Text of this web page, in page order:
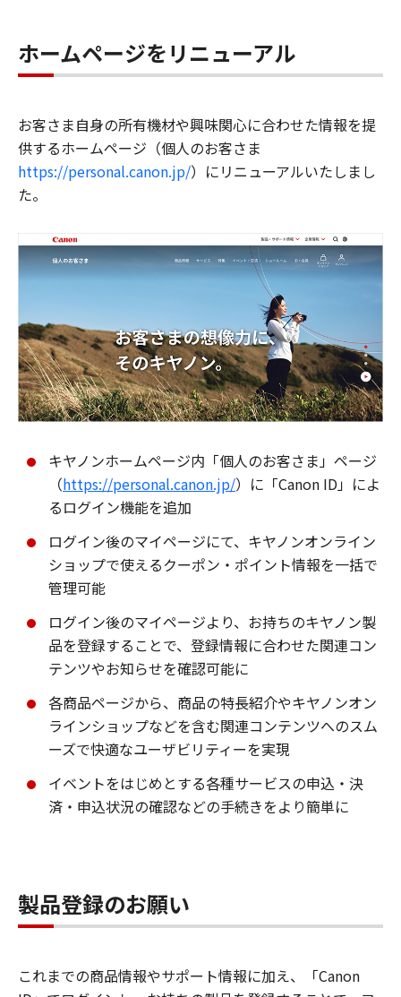
ホームページをリニューアル
お客さま自身の所有機材や興味関心に合わせた情報を提
供するホームページ（個人のお客さま
https://personal.canon.jp/）にリニューアルいたしまし
た。
キヤノンホームページ内「個人のお客さま」ページ
（https://personal.canon.jp/）に「Canon ID」によ
るログイン機能を追加
ログイン後のマイページにて、キヤノンオンライン
ショップで使えるクーポン・ポイント情報を一括で
管理可能
ログイン後のマイページより、お持ちのキヤノン製
品を登録することで、登録情報に合わせた関連コン
テンツやお知らせを確認可能に
各商品ページから、商品の特長紹介やキヤノンオン
ラインショップなどを含む関連コンテンツへのスム
ーズで快適なユーザビリティーを実現
イベントをはじめとする各種サービスの申込・決
済・申込状況の確認などの手続きをより簡単に
製品登録のお願い
これまでの商品情報やサポート情報に加え、「Canon